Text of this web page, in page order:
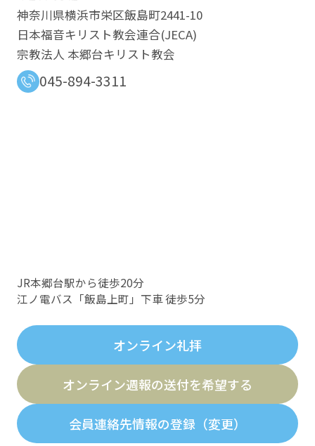
神奈川県横浜市栄区飯島町2441-10
日本福音キリスト教会連合​(JECA)
宗教法人 本郷台キリスト教会
045-894-3311
JR本郷台駅から徒歩20分
江ノ電バス「飯島上町」下車 徒歩5分
オンライン礼拝
オンライン週報の送付を希望する
会員連絡先情報の登録（変更）